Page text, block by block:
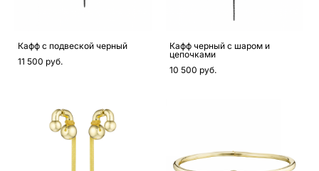
Кафф с подвеской черный
11 500 pуб.
Кафф черный с шаром и
цепочками
10 500 pуб.